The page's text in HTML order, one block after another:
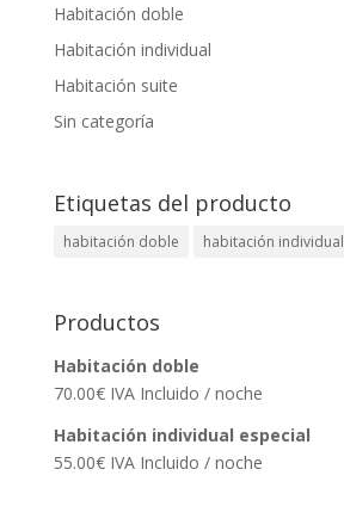
Habitación doble
Habitación individual
Habitación suite
Sin categoría
Etiquetas del producto
habitación doble habitación individual
Productos
Habitación doble
70.00€ IVA Incluido / noche
Habitación individual especial
55.00€ IVA Incluido / noche